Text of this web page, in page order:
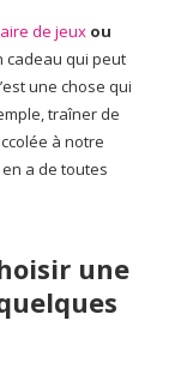
de jeux ou
cadeau qui peut
une chose qui
traîner de
à notre
a de toutes
une